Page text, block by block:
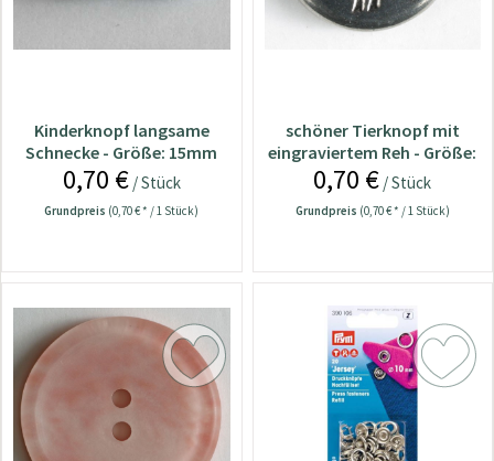
Kinderknopf langsame
Schnecke - Größe: 15mm
0,70 €/ Stück
Grundpreis (0,70 € * / 1 Stück)
schöner Tierknopf mit
eingraviertem Reh - Größe:
14mm
0,70 € / Stück
Grundpreis (0,70 € * / 1 Stück)